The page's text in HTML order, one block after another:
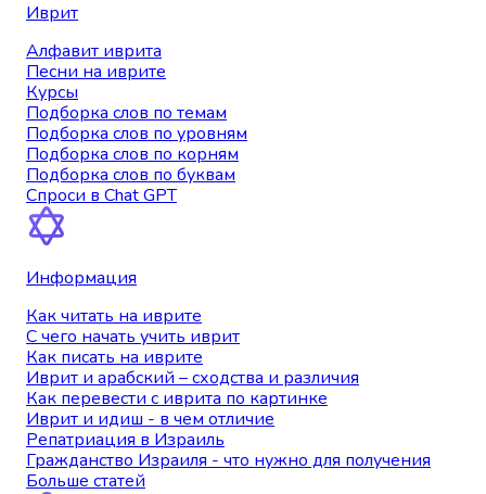
Иврит
Алфавит иврита
Песни на иврите
Курсы
Подборка слов по темам
Подборка слов по уровням
Подборка слов по корням
Подборка слов по буквам
Спроси в Chat GPT
Информация
Как читать на иврите
С чего начать учить иврит
Как писать на иврите
Иврит и арабский – сходства и различия
Как перевести с иврита по картинке
Иврит и идиш - в чем отличие
Репатриация в Израиль
Гражданство Израиля - что нужно для получения
Больше статей